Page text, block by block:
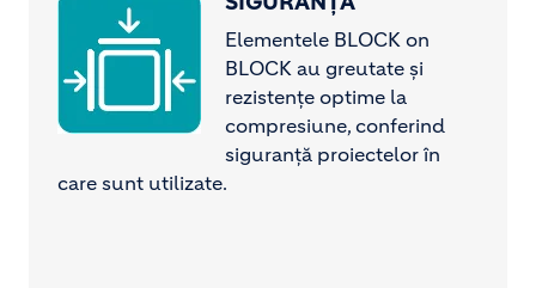
Image
Elementele BLOCK on
BLOCK au greutate și
rezistențe optime la
compresiune, conferind
siguranță proiectelor în
care sunt utilizate.